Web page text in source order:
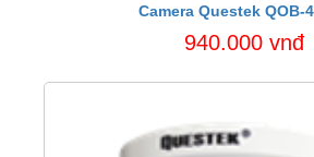
Camera Questek QOB-
940.000 vnđ